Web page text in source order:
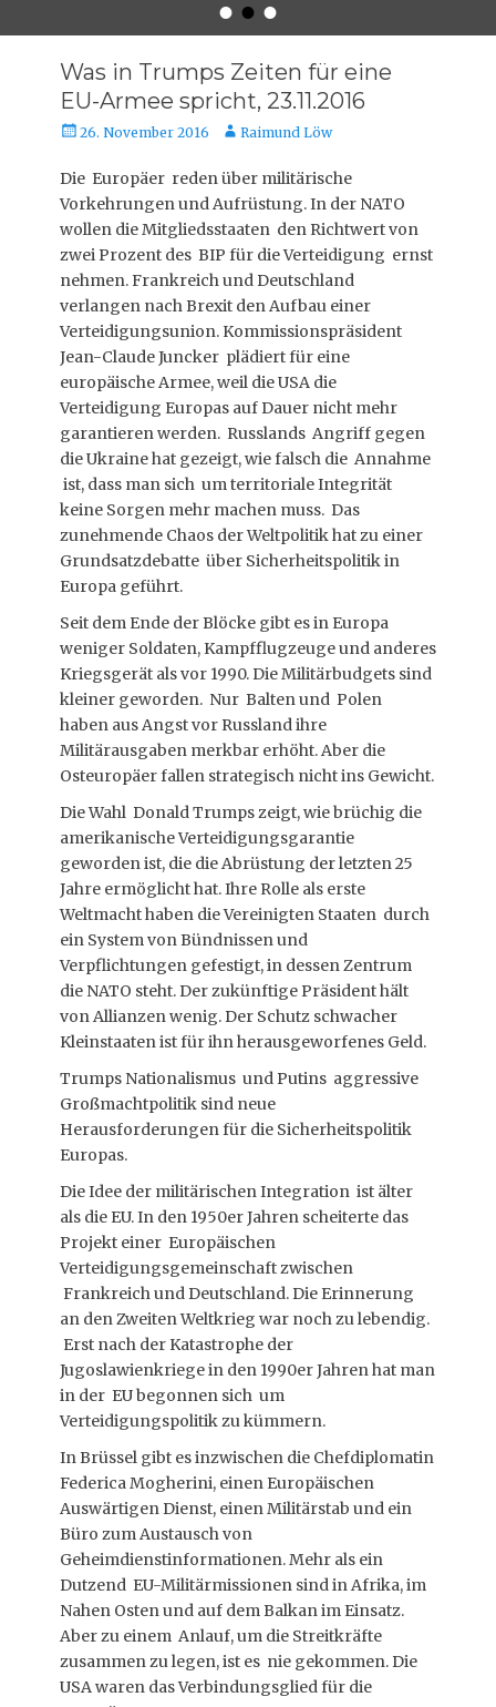
•••
Raimund Löw
Was in Trumps Zeiten für eine
EU-Armee spricht, 23.11.2016
Veröffentlicht
26. November 2016 AutorRaimund Löw
Die Europäer reden über militärische
Vorkehrungen und Aufrüstung. In der NATO
wollen die Mitgliedsstaaten den Richtwert von
zwei Prozent des BIP für die Verteidigung ernst
nehmen. Frankreich und Deutschland
verlangen nach Brexit den Aufbau einer
Verteidigungsunion. Kommissionspräsident
Jean-Claude Juncker plädiert für eine
europäische Armee, weil die USA die
Verteidigung Europas auf Dauer nicht mehr
garantieren werden. Russlands Angriff gegen
die Ukraine hat gezeigt, wie falsch die Annahme
ist, dass man sich um territoriale Integrität
keine Sorgen mehr machen muss. Das
zunehmende Chaos der Weltpolitik hat zu einer
Grundsatzdebatte über Sicherheitspolitik in
Europa geführt.
Seit dem Ende der Blöcke gibt es in Europa
weniger Soldaten, Kampfflugzeuge und anderes
Kriegsgerät als vor 1990. Die Militärbudgets sind
kleiner geworden. Nur Balten und Polen
haben aus Angst vor Russland ihre
Militärausgaben merkbar erhöht. Aber die
Osteuropäer fallen strategisch nicht ins Gewicht.
Die Wahl Donald Trumps zeigt, wie brüchig die
amerikanische Verteidigungsgarantie
geworden ist, die die Abrüstung der letzten 25
Jahre ermöglicht hat. Ihre Rolle als erste
Weltmacht haben die Vereinigten Staaten durch
ein System von Bündnissen und
Verpflichtungen gefestigt, in dessen Zentrum
die NATO steht. Der zukünftige Präsident hält
von Allianzen wenig. Der Schutz schwacher
Kleinstaaten ist für ihn herausgeworfenes Geld.
Trumps Nationalismus und Putins aggressive
Großmachtpolitik sind neue
Herausforderungen für die Sicherheitspolitik
Europas.
Die Idee der militärischen Integration ist älter
als die EU. In den 1950er Jahren scheiterte das
Projekt einer Europäischen
Verteidigungsgemeinschaft zwischen
Frankreich und Deutschland. Die Erinnerung
an den Zweiten Weltkrieg war noch zu lebendig.
Erst nach der Katastrophe der
Jugoslawienkriege in den 1990er Jahren hat man
in der EU begonnen sich um
Verteidigungspolitik zu kümmern.
In Brüssel gibt es inzwischen die Chefdiplomatin
Federica Mogherini, einen Europäischen
Auswärtigen Dienst, einen Militärstab und ein
Büro zum Austausch von
Geheimdienstinformationen. Mehr als ein
Dutzend EU-Militärmissionen sind in Afrika, im
Nahen Osten und auf dem Balkan im Einsatz.
Aber zu einem Anlauf, um die Streitkräfte
zusammen zu legen, ist es nie gekommen. Die
USA waren das Verbindungsglied für die